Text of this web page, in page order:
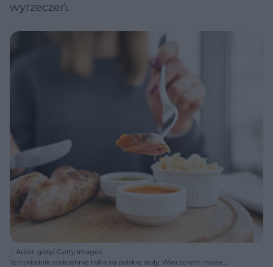
wyrzeczeń.
Autor: gety/ Getty Images
Ten składnik codziennie trafia na polskie stoły. Wieczorem może